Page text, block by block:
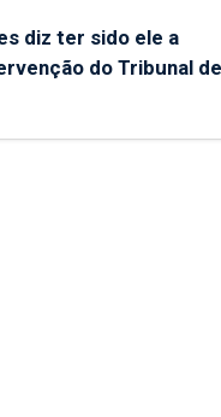
diz ter sido ele a
do Tribunal de